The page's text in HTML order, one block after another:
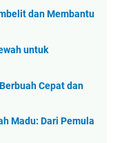
dan Membantu
untuk
Cepat dan
Madu: Dari Pemula